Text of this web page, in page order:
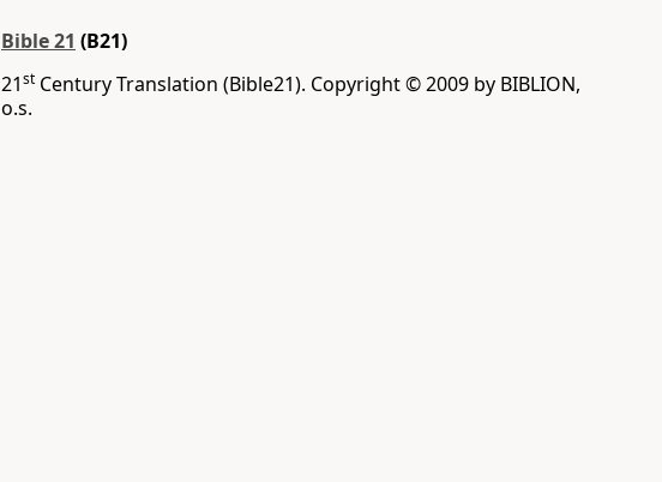
Bible 21 (B21)
21st Century Translation (Bible21). Copyright © 2009 by BIBLION,
o.s.